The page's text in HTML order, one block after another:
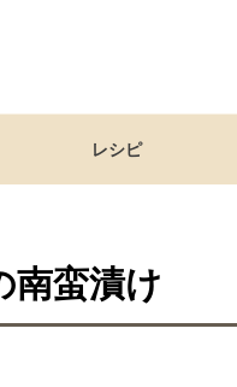
レシピ
南蛮漬け